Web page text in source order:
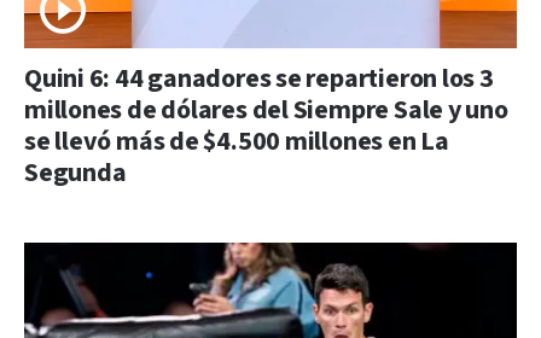
Quini 6: 44 ganadores se repartieron los 3
millones de dólares del Siempre Sale y uno
se llevó más de $4.500 millones en La
Segunda